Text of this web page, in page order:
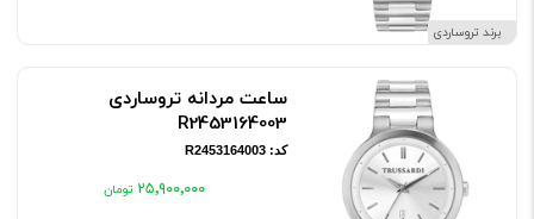
برند تروساردی
ساعت مردانه تروساردی
R2453164003
کد: R2453164003
۲۵٬۹۰۰٬۰۰۰